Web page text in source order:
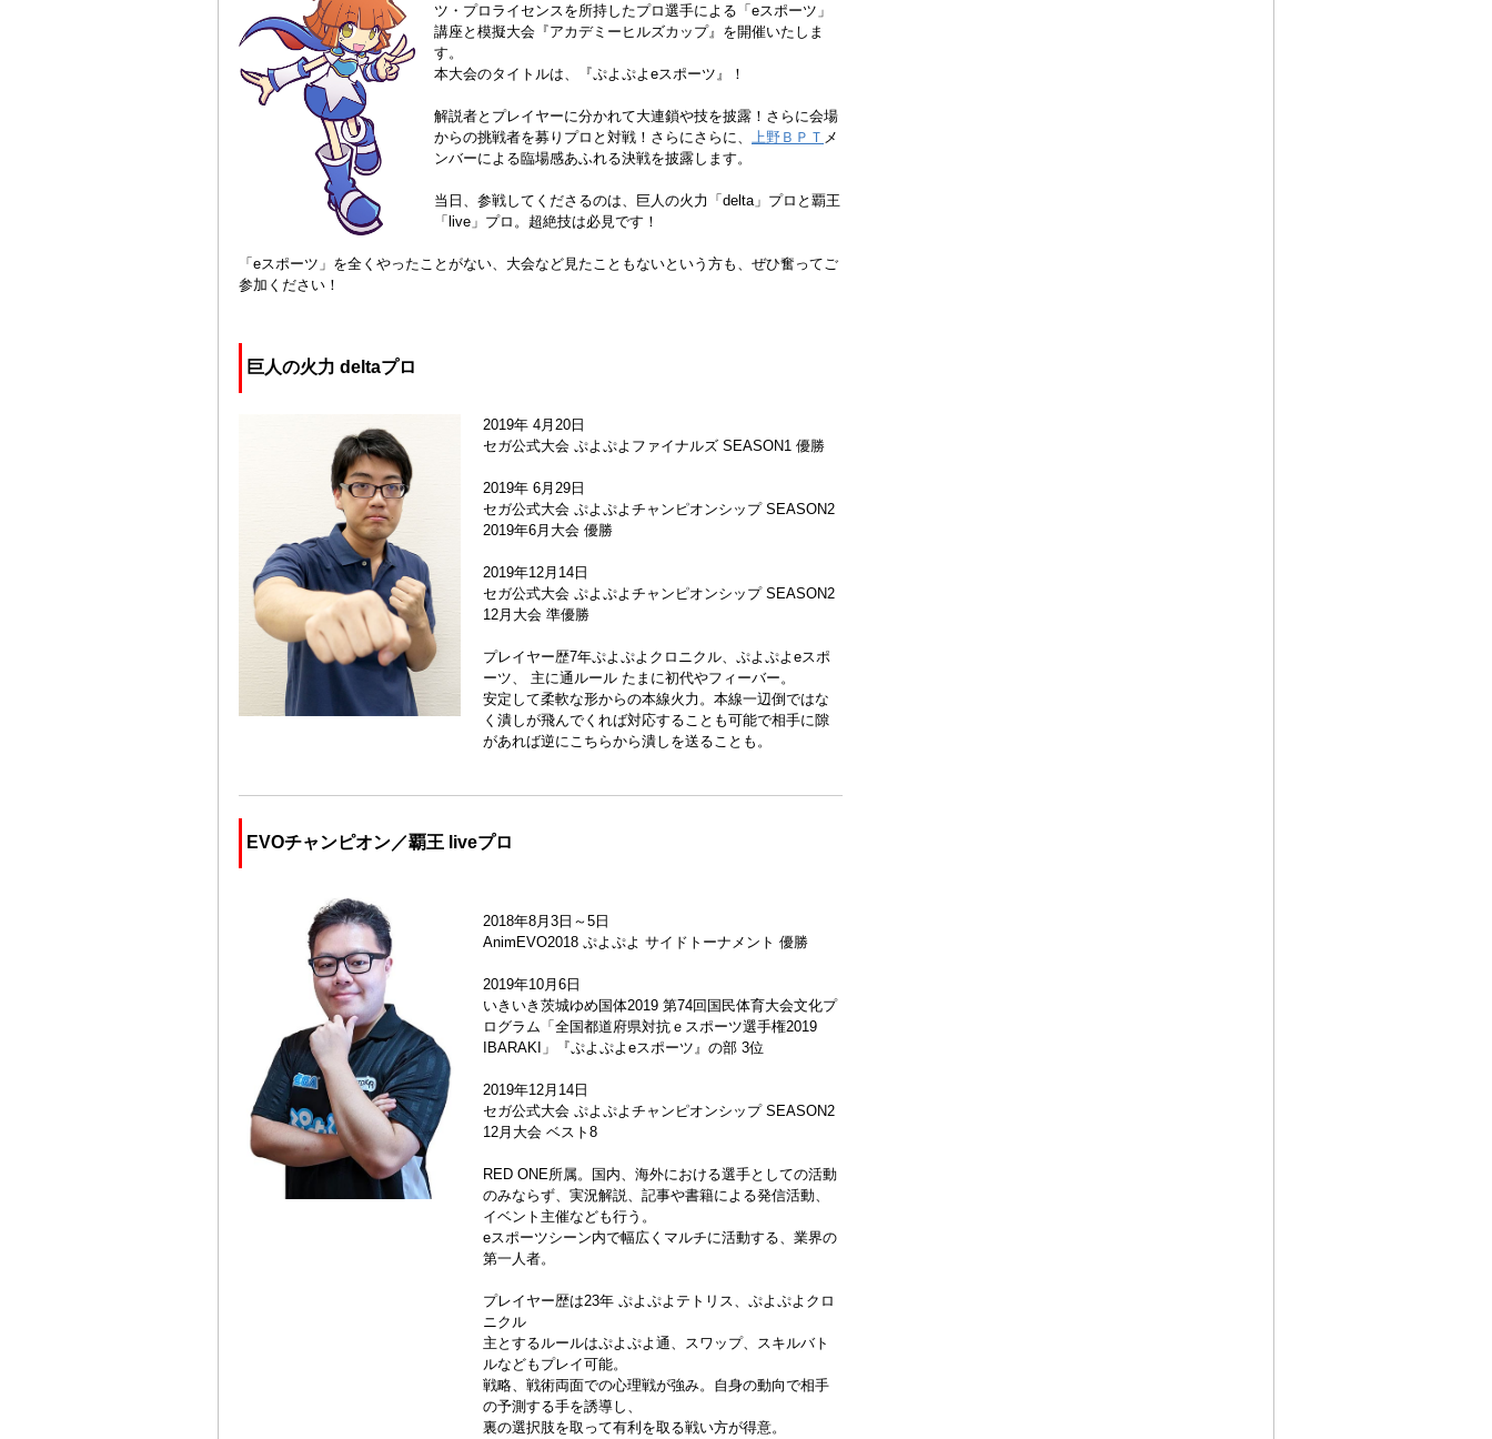
ツ・プロライセンスを所持したプロ選手による「eスポーツ」
講座と模擬大会『アカデミーヒルズカップ』を開催いたしま
す。
本大会のタイトルは、『ぷよぷよeスポーツ』！
解説者とプレイヤーに分かれて大連鎖や技を披露！さらに会場
からの挑戦者を募りプロと対戦！さらにさらに、 上野ＢＰＴ メ
ンバーによる臨場感あふれる決戦を披露します。
当日、参戦してくださるのは、巨人の火力「delta」プロと覇王
「live」プロ。超絶技は必見です！
「eスポーツ」を全くやったことがない、大会など見たこともないという方も、ぜひ奮ってご
参加ください！
巨人の火力 deltaプロ
2019年 4月20日
セガ公式大会 ぷよぷよファイナルズ SEASON1 優勝
2019年 6月29日
セガ公式大会 ぷよぷよチャンピオンシップ SEASON2
2019年6月大会 優勝
2019年12月14日
セガ公式大会 ぷよぷよチャンピオンシップ SEASON2
12月大会 準優勝
プレイヤー歴7年ぷよぷよクロニクル、ぷよぷよeスポ
ーツ、 主に通ルール たまに初代やフィーバー。
安定して柔軟な形からの本線火力。本線一辺倒ではな
く潰しが飛んでくれば対応することも可能で相手に隙
があれば逆にこちらから潰しを送ることも。
EVOチャンピオン／覇王 liveプロ
2018年8月3日～5日
AnimEVO2018 ぷよぷよ サイドトーナメント 優勝
2019年10月6日
いきいき茨城ゆめ国体2019 第74回国民体育大会文化プ
ログラム「全国都道府県対抗ｅスポーツ選手権2019
IBARAKI」『ぷよぷよeスポーツ』の部 3位
2019年12月14日
セガ公式大会 ぷよぷよチャンピオンシップ SEASON2
12月大会 ベスト8
RED ONE所属。国内、海外における選手としての活動
のみならず、実況解説、記事や書籍による発信活動、
イベント主催なども行う。
eスポーツシーン内で幅広くマルチに活動する、業界の
第一人者。
プレイヤー歴は23年 ぷよぷよテトリス、ぷよぷよクロ
ニクル
主とするルールはぷよぷよ通、スワップ、スキルバト
ルなどもプレイ可能。
戦略、戦術両面での心理戦が強み。自身の動向で相手
の予測する手を誘導し、
裏の選択肢を取って有利を取る戦い方が得意。